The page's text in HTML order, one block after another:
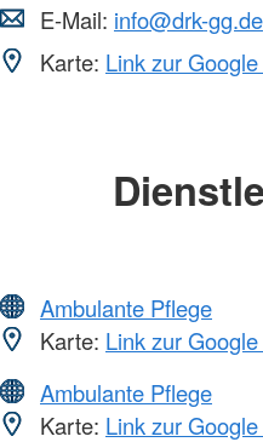
E-Mail: info@drk-gg.de
Karte: Link zur
Ambulante Pflege
Karte: Link zur
Ambulante Pflege
Karte: Link zur